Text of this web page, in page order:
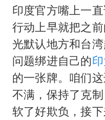
印度官方嘴上一
行动上早就把之
光默认地方和台
问题绑进自己的
的一张牌。咱们
不满，保持了克
软了好欺负，接